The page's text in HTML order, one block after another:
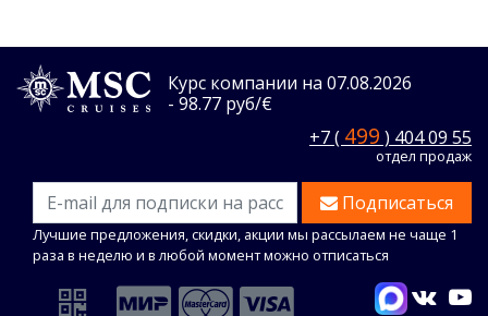
Курс компании на 07.08.2026
- 98.77 руб/€
+7 ( 499 ) 404 09 55
отдел продаж
Подписаться
Лучшие предложения, скидки, акции мы рассылаем не чаще 1
раза в неделю и в любой момент можно отписаться